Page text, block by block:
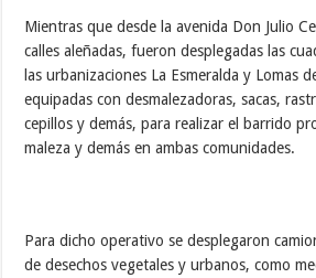
Mientras que desde la avenida Don Julio
calles aleñadas, fueron desplegadas las
las urbanizaciones La Esmeralda y Lomas
equipadas con desmalezadoras, sacas,
cepillos y demás, para realizar el barrido
maleza y demás en ambas comunidades.
Para dicho operativo se desplegaron
de desechos vegetales y urbanos, como